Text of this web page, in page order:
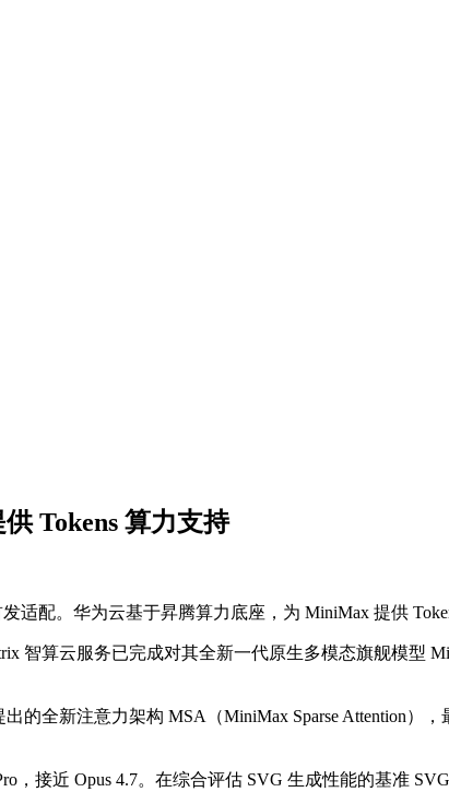
Tokens 算力支持
配。华为云基于昇腾算力底座，为 MiniMax 提供
智算云服务已完成对其全新一代原生多模态旗舰模型
全新注意力架构 MSA（MiniMax Sparse Attention）
，接近 Opus 4.7。在综合评估 SVG 生成性能的基准